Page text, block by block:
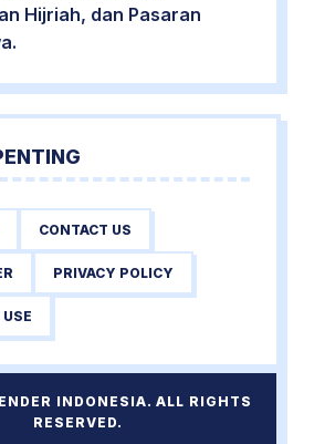
Hijriah, dan Pasaran
CONTACT US
PRIVACY POLICY
INDONESIA. ALL RIGHTS
RESERVED.